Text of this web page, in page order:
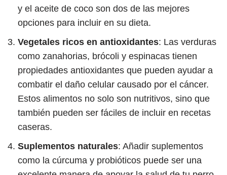
y el aceite de coco son dos de las mejores
opciones para incluir en su dieta.
Vegetales ricos en antioxidantes: Las verduras
como zanahorias, brócoli y espinacas tienen
propiedades antioxidantes que pueden ayudar a
combatir el daño celular causado por el cáncer.
Estos alimentos no solo son nutritivos, sino que
también pueden ser fáciles de incluir en recetas
caseras.
Suplementos naturales: Añadir suplementos
como la cúrcuma y probióticos puede ser una